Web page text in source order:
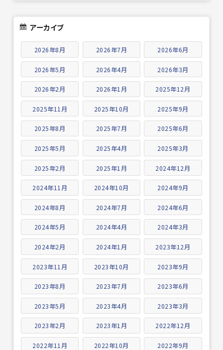
アーカイブ
2026年8月 2026年7月 2026年6月
2026年5月 2026年4月 2026年3月
2026年2月 2026年1月 2025年12月
2025年11月 2025年10月 2025年9月
2025年8月 2025年7月 2025年6月
2025年5月 2025年4月 2025年3月
2025年2月 2025年1月 2024年12月
2024年11月 2024年10月 2024年9月
2024年8月 2024年7月 2024年6月
2024年5月 2024年4月 2024年3月
2024年2月 2024年1月 2023年12月
2023年11月 2023年10月 2023年9月
2023年8月 2023年7月 2023年6月
2023年5月 2023年4月 2023年3月
2023年2月 2023年1月 2022年12月
2022年11月 2022年10月 2022年9月